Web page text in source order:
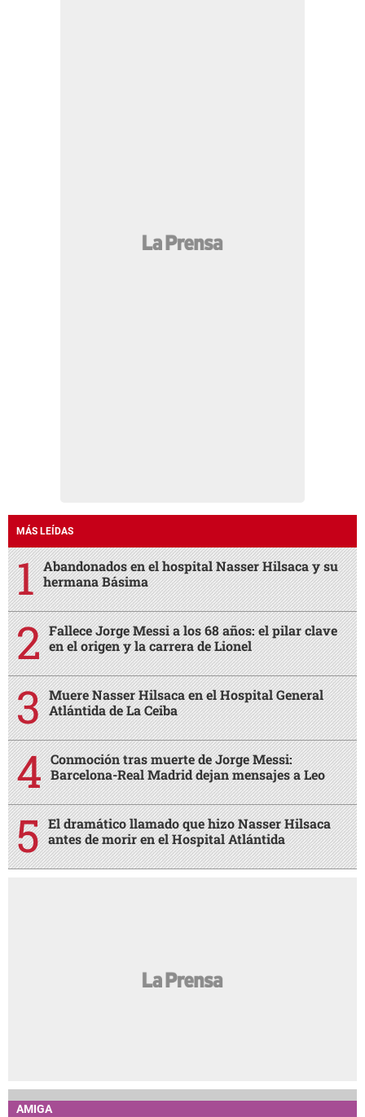
MÁS LEÍDAS
Abandonados en el hospital Nasser Hilsaca y su
hermana Básima
Fallece Jorge Messi a los 68 años: el pilar clave
en el origen y la carrera de Lionel
Muere Nasser Hilsaca en el Hospital General
Atlántida de La Ceiba
Conmoción tras muerte de Jorge Messi:
Barcelona-Real Madrid dejan mensajes a Leo
El dramático llamado que hizo Nasser Hilsaca
antes de morir en el Hospital Atlántida
AMIGA